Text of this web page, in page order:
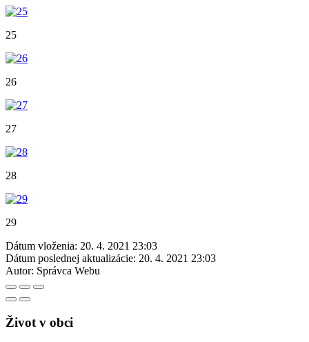
25
26
27
28
29
Dátum vloženia: 20. 4. 2021 23:03
Dátum poslednej aktualizácie: 20. 4. 2021 23:03
Autor: Správca Webu
Život v obci